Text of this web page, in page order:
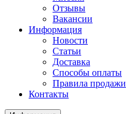
Отзывы
Вакансии
Информация
Новости
Статьи
Доставка
Способы оплаты
Правила продажи
Контакты